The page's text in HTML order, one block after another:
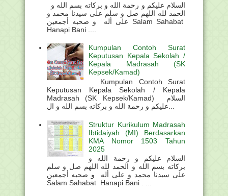
الحمد لله اللهم صل و سلم على سيدنا محمد و
على أله و صحبه أجمعين Salam Sahabat
Hanapi Bani ....
Kumpulan Contoh Surat
Keputusan Kepala Sekolah /
Kepala Madrasah (SK
Kepsek/Kamad)
Kumpulan Contoh Surat
Keputusan Kepala Sekolah / Kepala
Madrasah (SK Kepsek/Kamad) السلام
Struktur Kurikulum Madrasah
Ibtidaiyah (MI) Berdasarkan
KMA Nomor 1503 Tahun
2025
السلام عليكم و رحمة الله و
بركاته بسم الله و الحمد لله اللهم صل و سلم
على سيدنا محمد و على أله و صحبه أجمعين
Salam Sahabat Hanapi Bani . ...